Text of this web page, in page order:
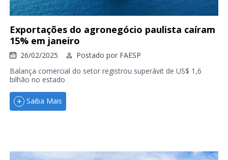
Exportações do agronegócio paulista caíram
15% em janeiro
26/02/2025 Postado por FAESP
Balança comercial do setor registrou superávit de US$ 1,6
bilhão no estado
Saiba Mais